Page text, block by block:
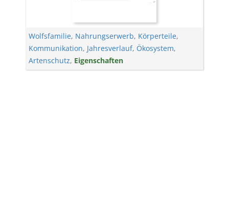
Wolfsfamilie, Nahrungserwerb, Körperteile,
Kommunikation, Jahresverlauf, Ökosystem,
Artenschutz, Eigenschaften